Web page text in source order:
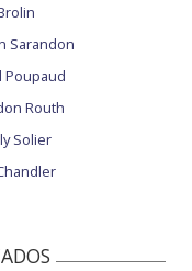
Sarandon
Poupaud
Routh
Solier